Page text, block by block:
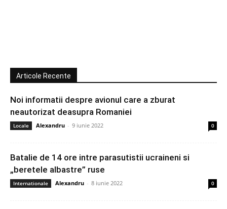
Articole Recente
Noi informatii despre avionul care a zburat
neautorizat deasupra Romaniei
Locale Alexandru - 9 iunie 2022 0
Batalie de 14 ore intre parasutistii ucraineni si
„beretele albastre” ruse
Internationale Alexandru - 8 iunie 2022 0